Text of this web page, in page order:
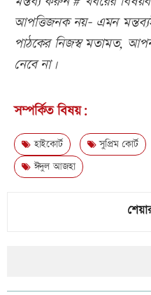
আপত্তিজনক নয়- এমন
পাঠকের নিজস্ব মতামত,
নেবে না।
সম্পর্কিত বিষয়:
হাইকোর্ট সুপ্রিম কোর্ট
ঈদুল আজহা